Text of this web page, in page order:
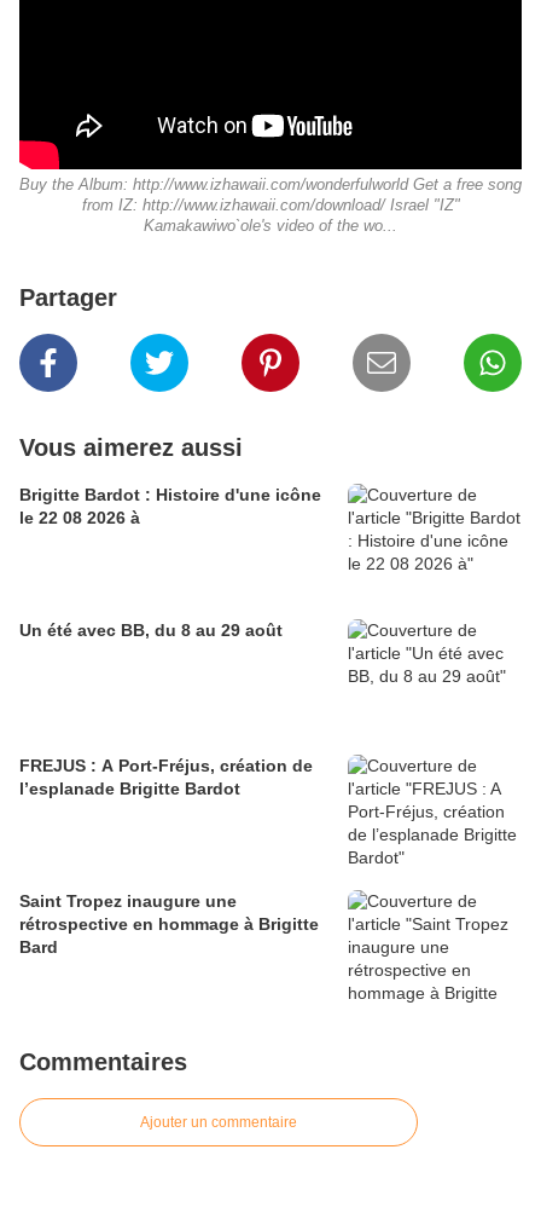
Buy the Album: http://www.izhawaii.com/wonderfulworld Get a free song
from IZ: http://www.izhawaii.com/download/ Israel "IZ"
Kamakawiwo`ole's video of the wo...
Partager
Vous aimerez aussi
Brigitte Bardot : Histoire d'une icône
le 22 08 2026 à
Un été avec BB, du 8 au 29 août
FREJUS : A Port-Fréjus, création de
l’esplanade Brigitte Bardot
Saint Tropez inaugure une
rétrospective en hommage à Brigitte
Bard
Commentaires
Ajouter un commentaire